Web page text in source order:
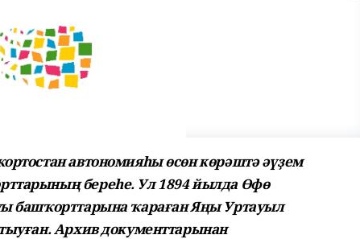
автономияһы өсөн көрәштә әүҙем
береһе. Ул 1894 йылда Өфө
башҡорттарына ҡараған Яңы Уртауыл
Архив документтарынан